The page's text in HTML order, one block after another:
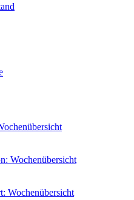
Wochenübersicht
Wochenübersicht